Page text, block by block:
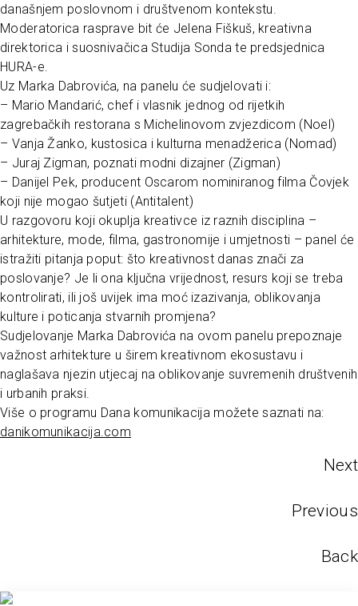
današnjem poslovnom i društvenom kontekstu.
Moderatorica rasprave bit će Jelena Fiškuš, kreativna
direktorica i suosnivačica Studija Sonda te predsjednica
HURA-e.
Uz Marka Dabrovića, na panelu će sudjelovati i:
– Mario Mandarić, chef i vlasnik jednog od rijetkih
zagrebačkih restorana s Michelinovom zvjezdicom (Noel)
– Vanja Žanko, kustosica i kulturna menadžerica (Nomad)
– Juraj Zigman, poznati modni dizajner (Zigman)
– Danijel Pek, producent Oscarom nominiranog filma Čovjek
koji nije mogao šutjeti (Antitalent)
U razgovoru koji okuplja kreativce iz raznih disciplina –
arhitekture, mode, filma, gastronomije i umjetnosti – panel će
istražiti pitanja poput: što kreativnost danas znači za
poslovanje? Je li ona ključna vrijednost, resurs koji se treba
kontrolirati, ili još uvijek ima moć izazivanja, oblikovanja
kulture i poticanja stvarnih promjena?
Sudjelovanje Marka Dabrovića na ovom panelu prepoznaje
važnost arhitekture u širem kreativnom ekosustavu i
naglašava njezin utjecaj na oblikovanje suvremenih društvenih
i urbanih praksi.
Više o programu Dana komunikacija možete saznati na:
danikomunikacija.com
Next
Previous
Back